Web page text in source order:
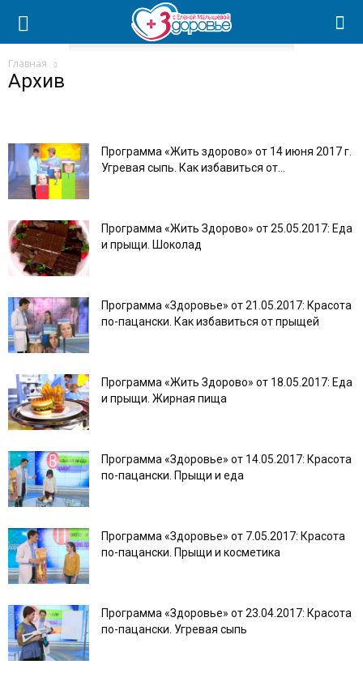
Главная
Архив
Программа «Жить здорово» от 14 июня 2017 г.
Угревая сыпь. Как избавиться от...
Программа «Жить Здорово» от 25.05.2017: Еда
и прыщи. Шоколад
Программа «Здоровье» от 21.05.2017: Красота
по-пацански. Как избавиться от прыщей
Программа «Жить Здорово» от 18.05.2017: Еда
и прыщи. Жирная пища
Программа «Здоровье» от 14.05.2017: Красота
по-пацански. Прыщи и еда
Программа «Здоровье» от 7.05.2017: Красота
по-пацански. Прыщи и косметика
Программа «Здоровье» от 23.04.2017: Красота
по-пацански. Угревая сыпь